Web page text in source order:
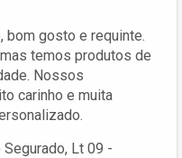
bom gosto e requinte.
temos produtos de
Nossos
carinho e muita
Lt 09 -